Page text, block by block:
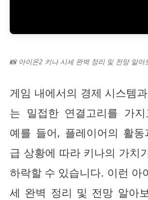
📸 아이온2 키나 시세 완벽 정리 및 전망 알아
게임 내에서의 경제 시스템
는 밀접한 연결고리를 가
예를 들어, 플레이어의 활
급 상황에 따라 키나의 가치
하락할 수 있습니다. 이런 아
세 완벽 정리 및 전망 알아